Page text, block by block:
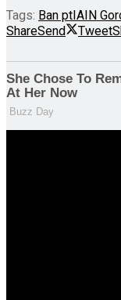
Tags: Ban ptIAIN
ShareSend Tweet